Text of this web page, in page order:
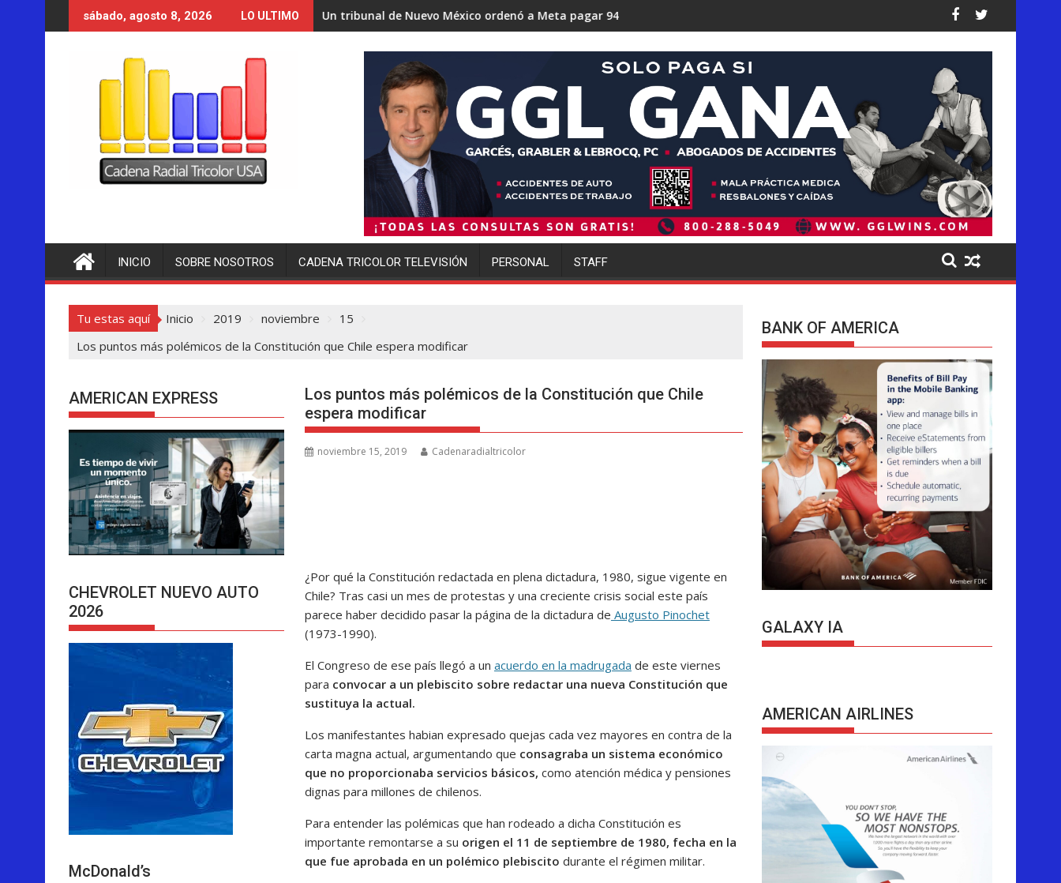
al
sábado, agosto 8, 2026 LO ULTIMO
Un tribunal de Nuevo México ordenó a Meta pagar 942 millones de dólares por los daños causados a los niños en sus plataformas
Trump se acerca a lograr la mayor operación de deportaciones de la historia de Estados Unidos:
Ofensiva migratoria de Trump golpea
INICIO SOBRE NOSOTROS CADENA TRICOLOR TELEVISIÓN PERSONAL STAFF
Tu estas aquí Inicio 2019 noviembre
15
Los puntos más polémicos de la Constitución que Chile espera modificar
Los puntos más polémicos de la Constitución que Chile
espera modificar
noviembre 15, 2019 Cadenaradialtricolor
¿Por qué la Constitución redactada en plena dictadura, 1980, sigue vigente en
Chile? Tras casi un mes de protestas y una creciente crisis social este país
parece haber decidido pasar la página de la dictadura de Augusto Pinochet
(1973-1990).
El Congreso de ese país llegó a un acuerdo en la madrugada de este viernes
para convocar a un plebiscito sobre redactar una nueva Constitución que
sustituya la actual.
Los manifestantes habian expresado quejas cada vez mayores en contra de la
carta magna actual, argumentando que consagraba un sistema económico
que no proporcionaba servicios básicos, como atención médica y pensiones
dignas para millones de chilenos.
Para entender las polémicas que han rodeado a dicha Constitución es
importante remontarse a su origen el 11 de septiembre de 1980, fecha en la
que fue aprobada en un polémico plebiscito durante el régimen militar.
AMERICAN EXPRESS
CHEVROLET NUEVO AUTO
2026
McDonald’s
BANK OF AMERICA
GALAXY IA
AMERICAN AIRLINES